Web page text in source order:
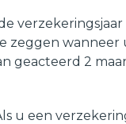
zeggen wanneer
geacteerd 2
u een